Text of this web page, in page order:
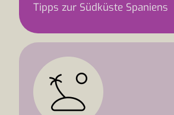
Tipps zur Südküste Spaniens